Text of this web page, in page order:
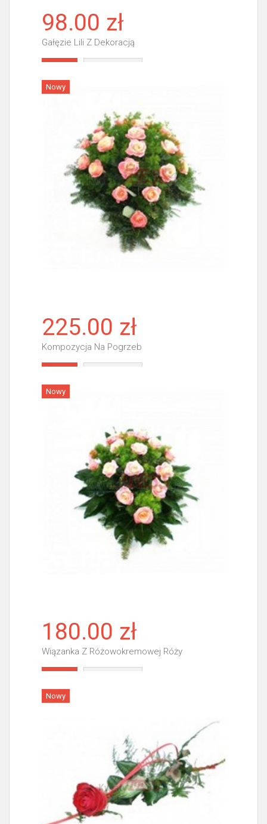
98.00 zł
Gałęzie Lili Z Dekoracją
Nowy
225.00 zł
Kompozycja Na Pogrzeb
Nowy
180.00 zł
Wiązanka Z Różowokremowej Róży
Nowy